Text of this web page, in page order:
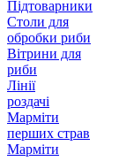
Підтоварники
Столи для
обробки риби
Вітрини для
риби
Лінії
роздачі
Марміти
перших страв
Марміти